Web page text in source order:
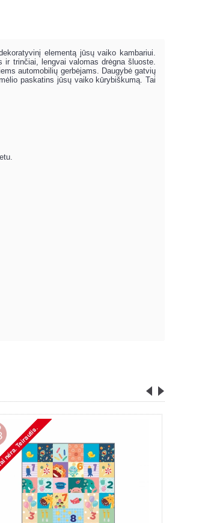
elementą jūsų vaiko kambariui.
trinčiai, lengvai valomas drėgna šluoste.
automobilių gerbėjams. Daugybė gatvių
paskatins jūsų vaiko kūrybiškumą. Tai